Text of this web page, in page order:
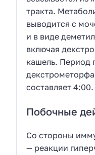
тракта.
выводится с
и в виде
включая
кашель. Период
составляет 4:00.
Побочные
Со стороны
— реакции